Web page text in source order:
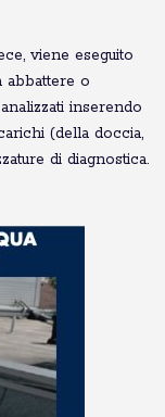
viene eseguito
abbattere o
inserendo
(della doccia,
di diagnostica.